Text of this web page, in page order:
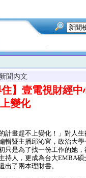
聞內文
住】壹電視財經
變化
計畫趕不上變化！」對人
輯暨主播邱沁宜，政治大
只是為了找一份工作的她
持人，更成為台大EMBA
出了兩本理財書。